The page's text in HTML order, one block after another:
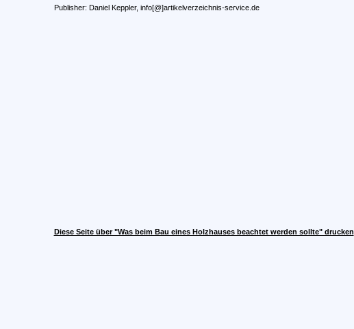
Publisher: Daniel Keppler, info[@]artikelverzeichnis-service.de
Diese Seite über "Was beim Bau eines Holzhauses beachtet werden sollte" drucken